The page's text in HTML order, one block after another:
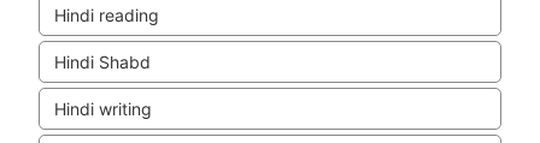
Hindi reading
Hindi Shabd
Hindi writing